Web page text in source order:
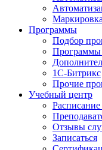
Маркировка
Программы
Подбор
1С-Битрикс
Прочие
Учебный центр
Расписание
Отзывы
Записаться